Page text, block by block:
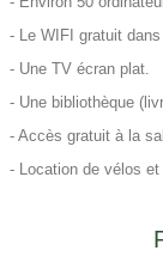
- Le WIFI gratuit dans
- Une TV écran plat.
- Une bibliothèque
- Accès gratuit à la
- Location de vélos